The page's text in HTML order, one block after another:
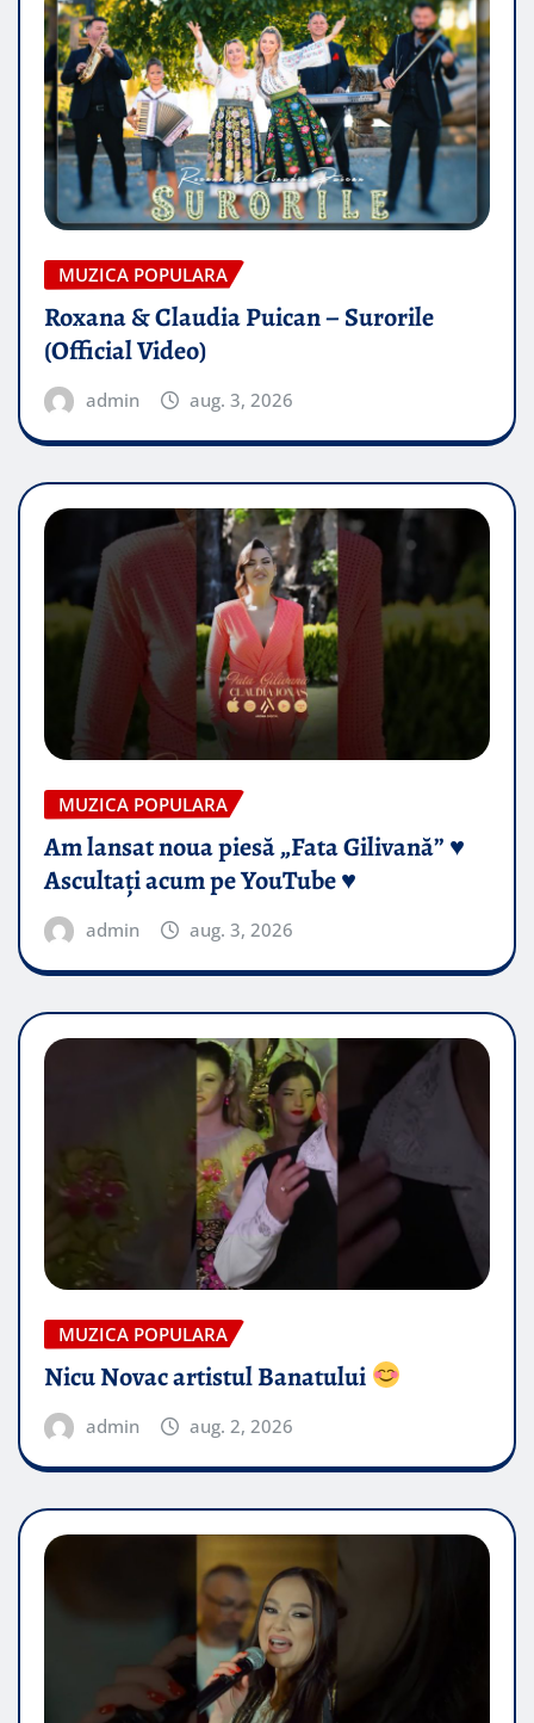
MUZICA POPULARA
Roxana & Claudia Puican – Surorile
(Official Video)
admin aug. 3, 2026
MUZICA POPULARA
Am lansat noua piesă „Fata Gilivană” ♥️
Ascultați acum pe YouTube ♥️
admin aug. 3, 2026
MUZICA POPULARA
Nicu Novac artistul Banatului
admin aug. 2, 2026